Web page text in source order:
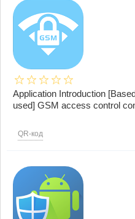
Application Introduction
used] GSM access control
QR-код